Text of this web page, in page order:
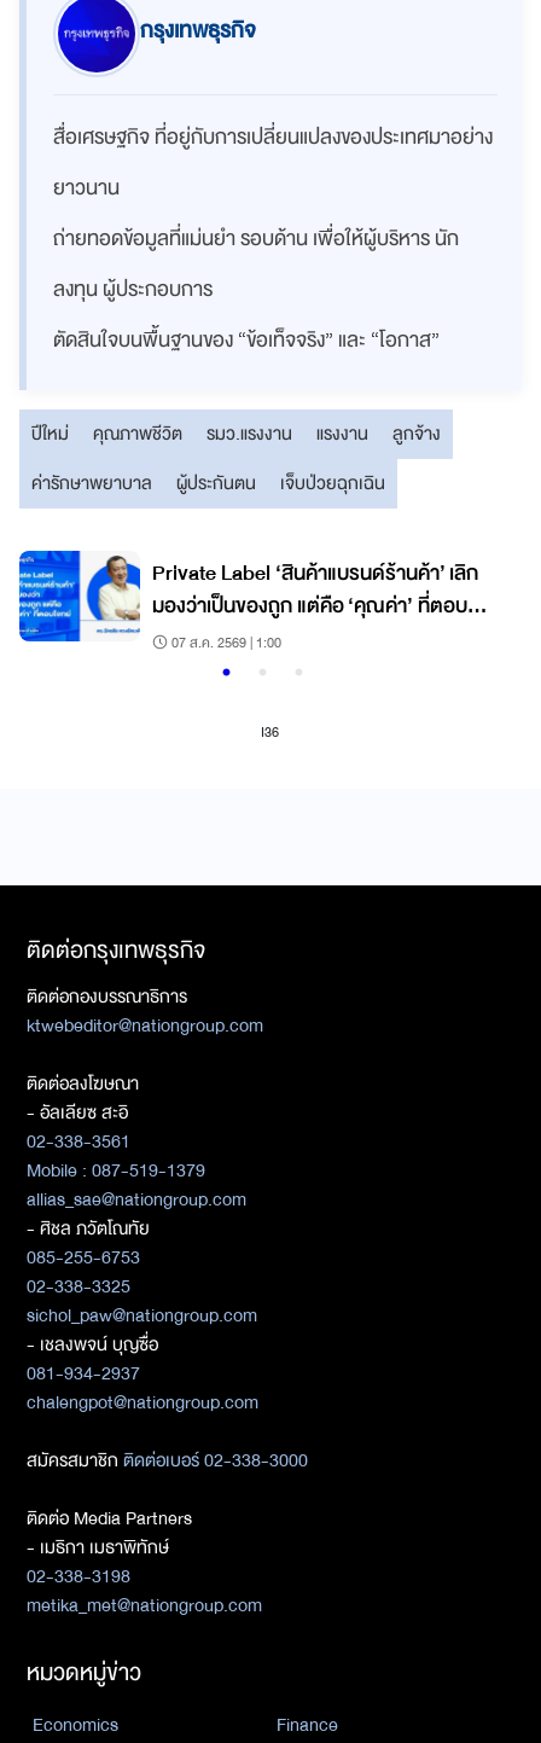
กรุงเทพธุรกิจ
สื่อเศรษฐกิจ ที่อยู่กับการเปลี่ยนแปลงของประเทศมาอย่าง
ยาวนาน
ถ่ายทอดข้อมูลที่แม่นยำ รอบด้าน เพื่อให้ผู้บริหาร นัก
ลงทุน ผู้ประกอบการ
ตัดสินใจบนพื้นฐานของ “ข้อเท็จจริง” และ “โอกาส”
ปีใหม่ คุณภาพชีวิต รมว.แรงงาน แรงงาน
ลูกจ้าง
ค่ารักษาพยาบาล
ผู้ประกันตน เจ็บป่วยฉุกเฉิน
Private Label ‘สินค้าแบรนด์ร้านค้า’ เลิก
มองว่าเป็นของถูก แต่คือ ‘คุณค่า’ ที่ตอบ
โจทย์07 ส.ค. 2569 | 1:00
I36
ติดต่อกรุงเทพธุรกิจ
ติดต่อกองบรรณาธิการ
ktwebeditor@nationgroup.com
ติดต่อลงโฆษณา
- อัลเลียซ สะอิ
02-338-3561
Mobile : 087-519-1379
allias_sae@nationgroup.com
- ศิชล ภวัตโณทัย
085-255-6753
02-338-3325
sichol_paw@nationgroup.com
- เชลงพจน์ บุญซื่อ
081-934-2937
chalengpot@nationgroup.com
สมัครสมาชิกติดต่อเบอร์ 02-338-3000
ติดต่อ Media Partners
- เมธิกา เมธาพิทักษ์
02-338-3198
metika_met@nationgroup.com
หมวดหมู่ข่าว
Economics
Finance